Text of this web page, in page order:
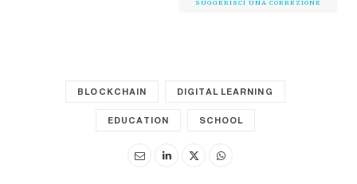
SUGGERISCI UNA CORREZIONE
BLOCKCHAIN DIGITAL LEARNING
EDUCATION SCHOOL